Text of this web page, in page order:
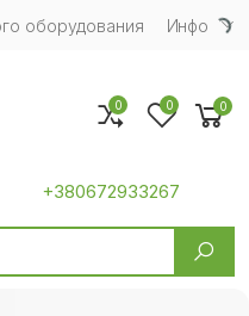
оборудования Инфо
+380672933267
0 0 0